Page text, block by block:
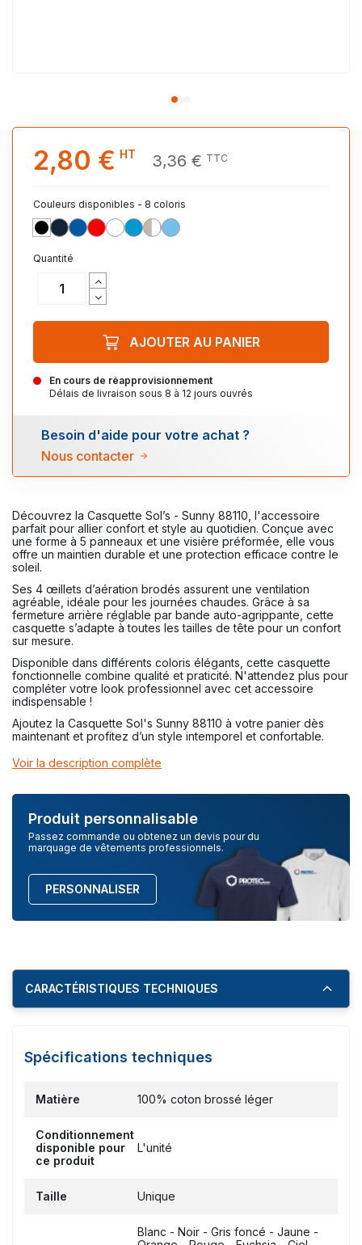
Découvrez la Casquette Sol’s - Sunny 88110, l'accessoire
parfait pour allier confort et style au quotidien. Conçue avec
une forme à 5 panneaux et une visière préformée, elle vous
offre un maintien durable et une protection efficace contre le
soleil.
Ses 4 œillets d’aération brodés assurent une ventilation
agréable, idéale pour les journées chaudes. Grâce à sa
fermeture arrière réglable par bande auto-agrippante, cette
casquette s’adapte à toutes les tailles de tête pour un confort
sur mesure.
Disponible dans différents coloris élégants, cette casquette
fonctionnelle combine qualité et praticité. N'attendez plus pour
compléter votre look professionnel avec cet accessoire
indispensable !
Ajoutez la Casquette Sol's Sunny 88110 à votre panier dès
maintenant et profitez d’un style intemporel et confortable.
Voir la description complète
Produit personnalisable
Passez commande ou obtenez un devis pour du
marquage de vêtements professionnels.
PERSONNALISER
2,80 € HT 3,36 € TTC
Couleurs disponibles - 8 coloris
NOIRMARINEROYALROUGEBLANCAQUA 321BEIGE/BLANC_914
CIEL
Quantité
En cours de réapprovisionnement
Délais de livraison sous 8 à 12 jours ouvrés
AJOUTER AU PANIER
Besoin d'aide pour votre achat ?
Nous contacter
CARACTÉRISTIQUES TECHNIQUES
Spécifications techniques
Matière 100% coton brossé léger
Conditionnement
disponible pour
ce produit
L'unité
Taille Unique
Blanc - Noir - Gris foncé - Jaune -